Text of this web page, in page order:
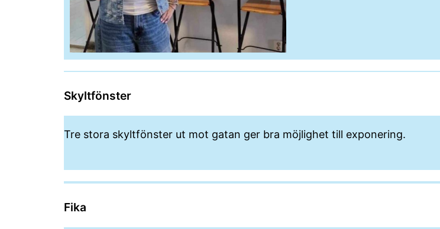
Skyltfönster
Tre stora skyltfönster ut mot gatan ger bra möjlighet till exponering.
Fika